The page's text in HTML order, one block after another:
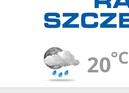
20°C